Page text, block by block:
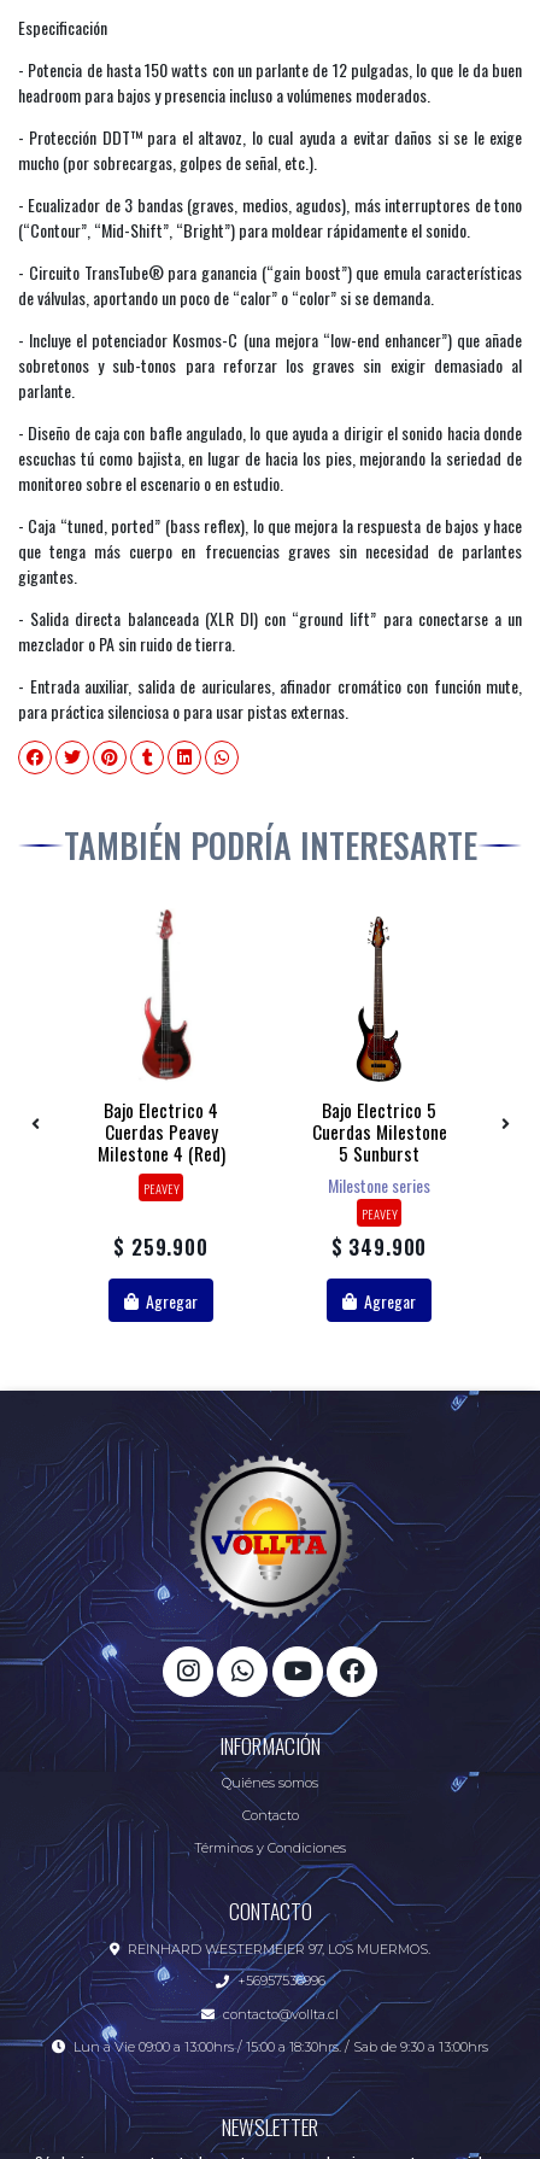
Especificación
- Potencia de hasta 150 watts con un parlante de 12 pulgadas, lo que le da buen
headroom para bajos y presencia incluso a volúmenes moderados.
- Protección DDT™ para el altavoz, lo cual ayuda a evitar daños si se le exige
mucho (por sobrecargas, golpes de señal, etc.).
- Ecualizador de 3 bandas (graves, medios, agudos), más interruptores de tono
(“Contour”, “Mid-Shift”, “Bright”) para moldear rápidamente el sonido.
- Circuito TransTube® para ganancia (“gain boost”) que emula características
de válvulas, aportando un poco de “calor” o “color” si se demanda.
- Incluye el potenciador Kosmos-C (una mejora “low-end enhancer”) que añade
sobretonos y sub-tonos para reforzar los graves sin exigir demasiado al
parlante.
- Diseño de caja con bafle angulado, lo que ayuda a dirigir el sonido hacia donde
escuchas tú como bajista, en lugar de hacia los pies, mejorando la seriedad de
monitoreo sobre el escenario o en estudio.
- Caja “tuned, ported” (bass reflex), lo que mejora la respuesta de bajos y hace
que tenga más cuerpo en frecuencias graves sin necesidad de parlantes
gigantes.
- Salida directa balanceada (XLR DI) con “ground lift” para conectarse a un
mezclador o PA sin ruido de tierra.
- Entrada auxiliar, salida de auriculares, afinador cromático con función mute,
para práctica silenciosa o para usar pistas externas.
TAMBIÉN PODRÍA INTERESARTE
Bajo Electrico 4
Cuerdas Peavey
Milestone 4 (red)
PEAVEY
$ 259.900
Agregar
Bajo Electrico 5
Cuerdas Milestone
5 Sunburst
Milestone series
PEAVEY
$ 349.900
Agregar
INFORMACIÓN
Quiénes somos
Contacto
Términos y Condiciones
CONTACTO
REINHARD WESTERMEIER 97, LOS MUERMOS.
+56957536996
contacto@vollta.cl
Lun a Vie 09:00 a 13:00hrs / 15:00 a 18:30hrs. / Sab de 9:30 a 13:00hrs
NEWSLETTER